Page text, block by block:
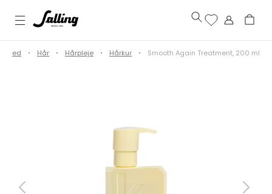
Hår Hårpleje Hårkur Smooth Again Treatment, 200 ml